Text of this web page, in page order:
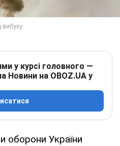
у курсі головного —
Новини на OBOZ.UA у
оборони України